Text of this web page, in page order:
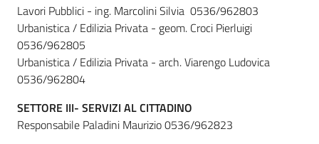
Lavori Pubblici - ing. Marcolini Silvia 0536/962803
Urbanistica / Edilizia Privata - geom. Croci Pierluigi
0536/962805
Urbanistica / Edilizia Privata - arch. Viarengo Ludovica
0536/962804
SETTORE III- SERVIZI AL CITTADINO
Responsabile Paladini Maurizio 0536/962823